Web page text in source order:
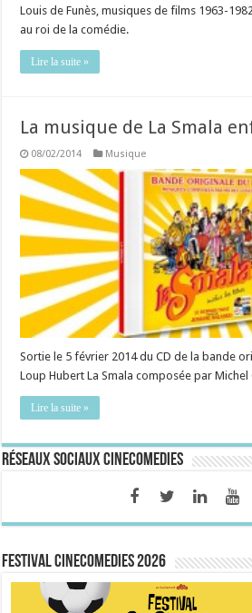
Louis de Funès, musiques de films 1963-
au roi de la comédie.
Lire la suite »
La musique de La Smala
08/02/2014 Musique
Sortie le 5 février 2014 du CD de la bande
Loup Hubert La Smala composée par Michel
Lire la suite »
Réseaux sociaux CineComedies
FESTIVAL CINECOMEDIES 2026